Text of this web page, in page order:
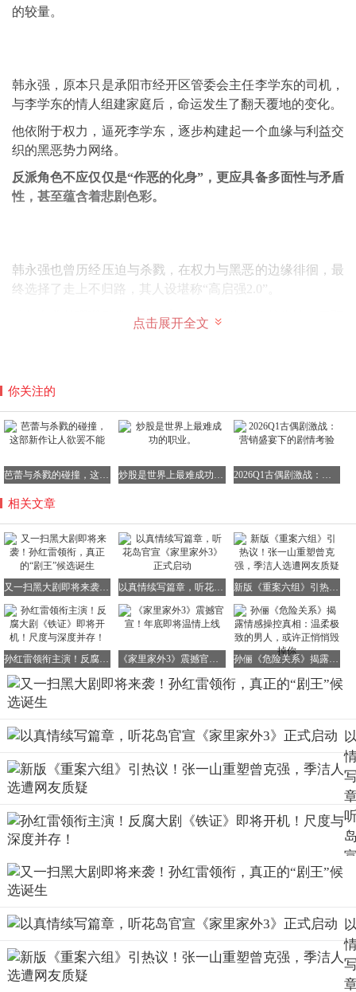
的较量。
韩永强，原本只是承阳市经开区管委会主任李学东的司机，
与李学东的情人组建家庭后，命运发生了翻天覆地的变化。
他依附于权力，逼死李学东，逐步构建起一个血缘与利益交
织的黑恶势力网络。
反派角色不应仅仅是“作恶的化身”，更应具备多面性与矛盾
性，甚至蕴含着悲剧色彩。
韩永强也曾历经压迫与杀戮，在权力与黑恶的边缘徘徊，最
终选择了走上不归路，其人设堪称“高启强2.0”。
他的女儿韩珊珊引发的坠楼案，更是成为他操控舆论、干预
剧中深入剖析了黑恶势力如何在权力的庇护下滋生、壮大，
不回避权力解构等敏感话题，极具现实冲击力。
从2008年到2018年，高原带领的专案组经历了“三查三否”的
艰难历程，保护伞的干扰、证据的湮灭、证人的死亡，让调
这种极端残酷的情况，正是扫黑、反腐工作中难点、痛点的
真实写照，让人不禁想象黑恶势力会带来多么深重的黑暗。
然而，正义的力量从未放弃，证据在反复推翻与重建中逐渐
明朗，终将驱散重重黑雾，还给百姓一片阳光普照的天空。
02扫黑剧迎新面孔，孙红雷再塑反派？
在当下的国剧市场中，《铁证》的题材与班底无疑具有极大
的吸引力，无论落在哪位演员头上都是一块“香饽饽”。
而这部剧的阵容也颇具看点，主创与网传演员之间有着千丝
万缕的联系。
他与导演、编剧都有过深度合作，出演过陈育新编剧的《征
演也是《扫黑风暴》后的再次携手。
以孙红雷的演技，无论在新剧中饰演正派还是反派，都有足
够的发挥空间。而从人设来看，他很可能饰演韩永强这一复
杂角色。
点击展开全文
你关注的
芭蕾与杀戮的碰撞，这部新作让人欲罢不能 炒股是世界上最难成功的职业。 2026Q1古偶剧激战：营销盛宴下的剧情考验
相关文章
又一扫黑大剧即将来袭！孙红雷领衔，真正的“剧王”候选诞生 以真情续写篇章，听花岛官宣《家里家外3》正式启动 新版《重案六组》引热议！张一山重塑曾克强，季洁人选遭网友质疑
孙红雷领衔主演！反腐大剧《铁证》即将开机！尺度与深度并存！ 《家里家外3》震撼官宣！年底即将温情上线 孙俪《危险关系》揭露情感操控真相：温柔极致的男人，或许正悄悄毁掉你
3